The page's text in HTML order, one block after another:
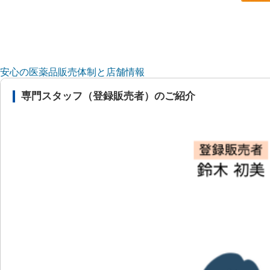
安心の医薬品販売体制と店舗情報
専門スタッフ（登録販売者）のご紹介